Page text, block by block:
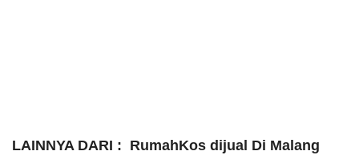
LAINNYA DARI : RumahKos dijual Di Malang